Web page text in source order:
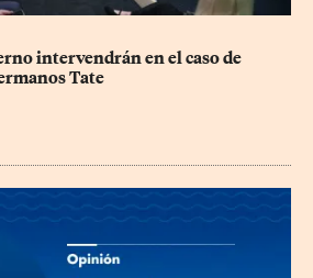
intervendrán en el caso de
Tate